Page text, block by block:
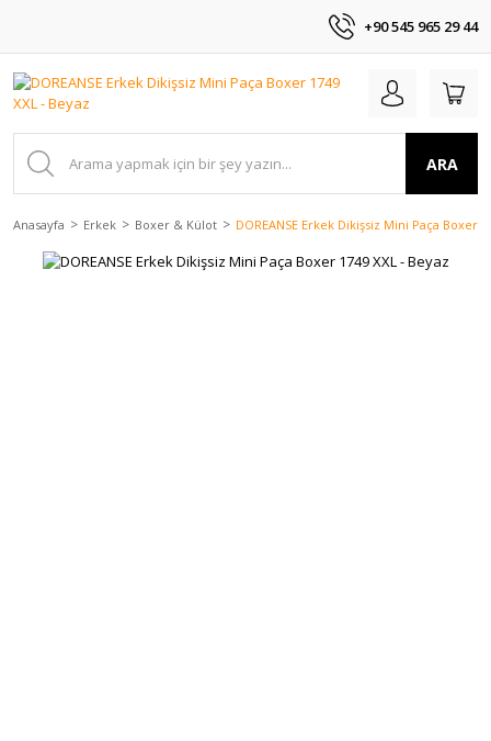
+90 545 965 29 44
ARA
Anasayfa Erkek Boxer & Külot DOREANSE Erkek Dikişsiz Mini Paça Boxer